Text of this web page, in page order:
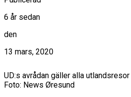
6 år sedan
den
13 mars, 2020
UD:s avrådan gäller alla
Foto: News Øresund